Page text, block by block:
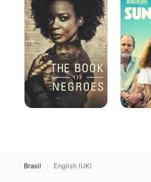
é
Liberdade
Brasil English (UK)